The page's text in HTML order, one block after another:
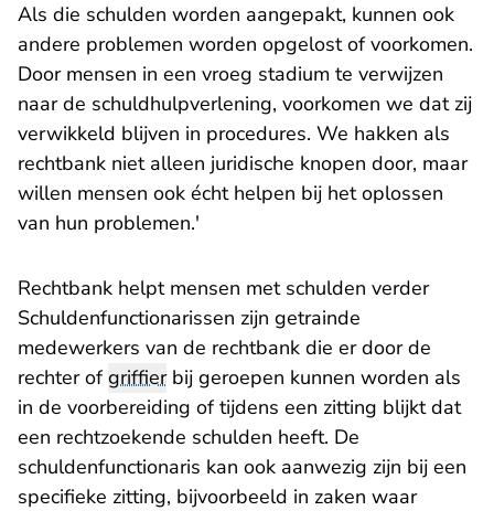
Als die schulden worden aangepakt, kunnen ook
andere problemen worden opgelost of voorkomen.
Door mensen in een vroeg stadium te verwijzen
naar de schuldhulpverlening, voorkomen we dat zij
verwikkeld blijven in procedures. We hakken als
rechtbank niet alleen juridische knopen door, maar
willen mensen ook écht helpen bij het oplossen
van hun problemen.'
Rechtbank helpt mensen met schulden verder
Schuldenfunctionarissen zijn getrainde
medewerkers van de rechtbank die er door de
rechter ofgriffierbij geroepen kunnen worden als
in de voorbereiding of tijdens een zitting blijkt dat
een rechtzoekende schulden heeft. De
schuldenfunctionaris kan ook aanwezig zijn bij een
specifieke zitting, bijvoorbeeld in zaken waar